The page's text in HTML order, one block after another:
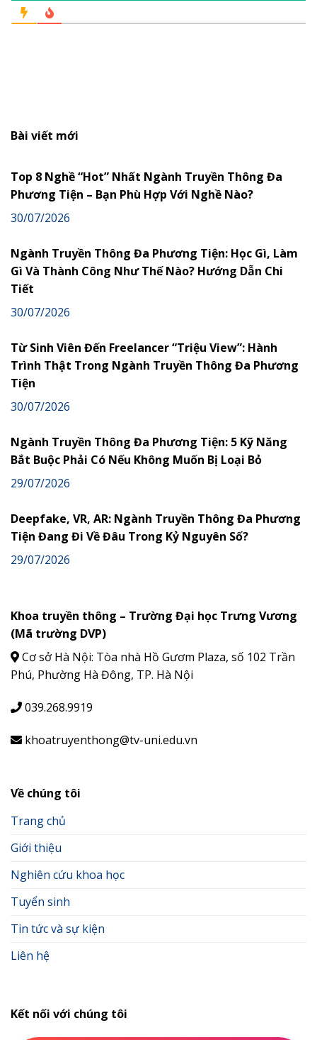
Bài viết mới
Top 8 Nghề “Hot” Nhất Ngành Truyền Thông Đa
Phương Tiện – Bạn Phù Hợp Với Nghề Nào?
30/07/2026
Ngành Truyền Thông Đa Phương Tiện: Học Gì, Làm
Gì Và Thành Công Như Thế Nào? Hướng Dẫn Chi
Tiết
30/07/2026
Từ Sinh Viên Đến Freelancer “Triệu View”: Hành
Trình Thật Trong Ngành Truyền Thông Đa Phương
Tiện
30/07/2026
Ngành Truyền Thông Đa Phương Tiện: 5 Kỹ Năng
Bắt Buộc Phải Có Nếu Không Muốn Bị Loại Bỏ
29/07/2026
Deepfake, VR, AR: Ngành Truyền Thông Đa Phương
Tiện Đang Đi Về Đâu Trong Kỷ Nguyên Số?
29/07/2026
Khoa truyền thông – Trường Đại học Trưng Vương
(Mã trường DVP)
Cơ sở Hà Nội: Tòa nhà Hồ Gươm Plaza, số 102 Trần
Phú, Phường Hà Đông, TP. Hà Nội
039.268.9919
khoatruyenthong@tv-uni.edu.vn
Về chúng tôi
Trang chủ
Giới thiệu
Nghiên cứu khoa học
Tuyển sinh
Tin tức và sự kiện
Liên hệ
Kết nối với chúng tôi